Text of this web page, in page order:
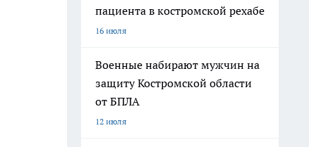
пациента в костромской рехабе
16 июля
Военные набирают мужчин на
защиту Костромской области
от БПЛА
12 июля